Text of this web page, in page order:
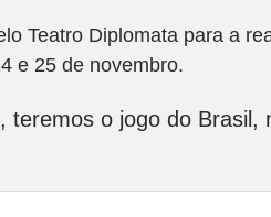
Teatro Diplomata para a
e 25 de novembro.
teremos o jogo do